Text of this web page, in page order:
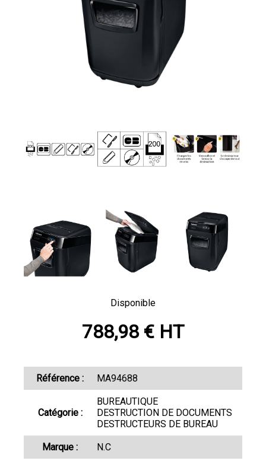
Disponible
788,98 € HT
Référence : MA94688
Catégorie :
BUREAUTIQUE
DESTRUCTION DE DOCUMENTS
DESTRUCTEURS DE BUREAU
Marque : N.C